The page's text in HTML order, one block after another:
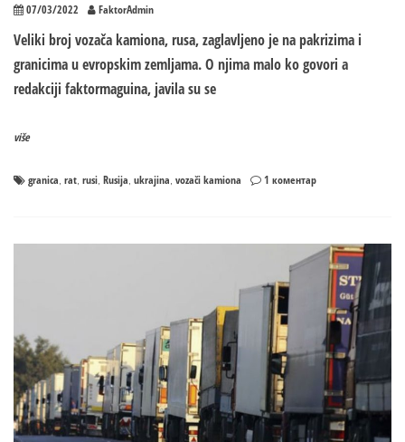
07/03/2022 FaktorAdmin
Veliki broj vozača kamiona, rusa, zaglavljeno je na pakrizima i
granicima u evropskim zemljama. O njima malo ko govori a
redakciji faktormaguina, javila su se
više
granica, rat, rusi, Rusija, ukrajina, vozači kamiona 1 коментарна
ne
priča:
Rusi,
vozači
kamiona,
zaglavljeni
u
evropskim
zemljama
ostaju
bez